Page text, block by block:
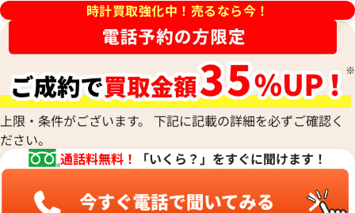
ィノ IW391008
格
9日時点の参考買取価格です
IWC ポートフィノ IW391002
参考買取価格
398,000
※2024年7月9日時点の参考買
Alain Silberstein
アラン・シルベスタイン
Armand Nicolet
アルマン・ニコレ
WALTHAM
ウォルサム
HUBLOT
ウブロ
ETERNA
エテルナ
EDOX
クインティング
Cuervo y Sobrinos
クエルボ・イ・ソブリノス
CVSTOS
クストス
Chronoswiss
クロノスイス
GUCCI
グッチ
Graham
グラハム
Chopard
ショパール
CHAUMET
ショーメ
Jacob & Co.
ジェイコブ
Gerald Genta
ジェラルド・ジェンタ
Jaeger-LeCoultre
チューダー(チュードル)
ティファニー
Dior
ディオール
Harry Winston
ハリー・ウィンストン
Patek Philippe
Panerai
パネライ
Parmigiani Fleurier
パルミジャーニ・フルリエ
Piaget
PIERRE KUNZ
MAURICE LACROIX
モーリス・ラクロア
RALPH LAUREN
ラルフ ローレン
リシャール・ミル
Louis Vuitton
ルイ・ヴィトン
Luminox
ルミノックス
Ressence
ROGER DUBUIS
時計買取強化中！売るなら今！
上限・条件がございます。 下記に記載の詳細を必ずご確認く
ださい。
通話料無料！
「いくら？」をすぐに聞けます！